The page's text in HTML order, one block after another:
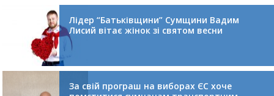
Лідер “Батьківщини” Сумщини Вадим
Лисий вітає жінок зі святом весни
За свій програш на виборах ЄС хоче